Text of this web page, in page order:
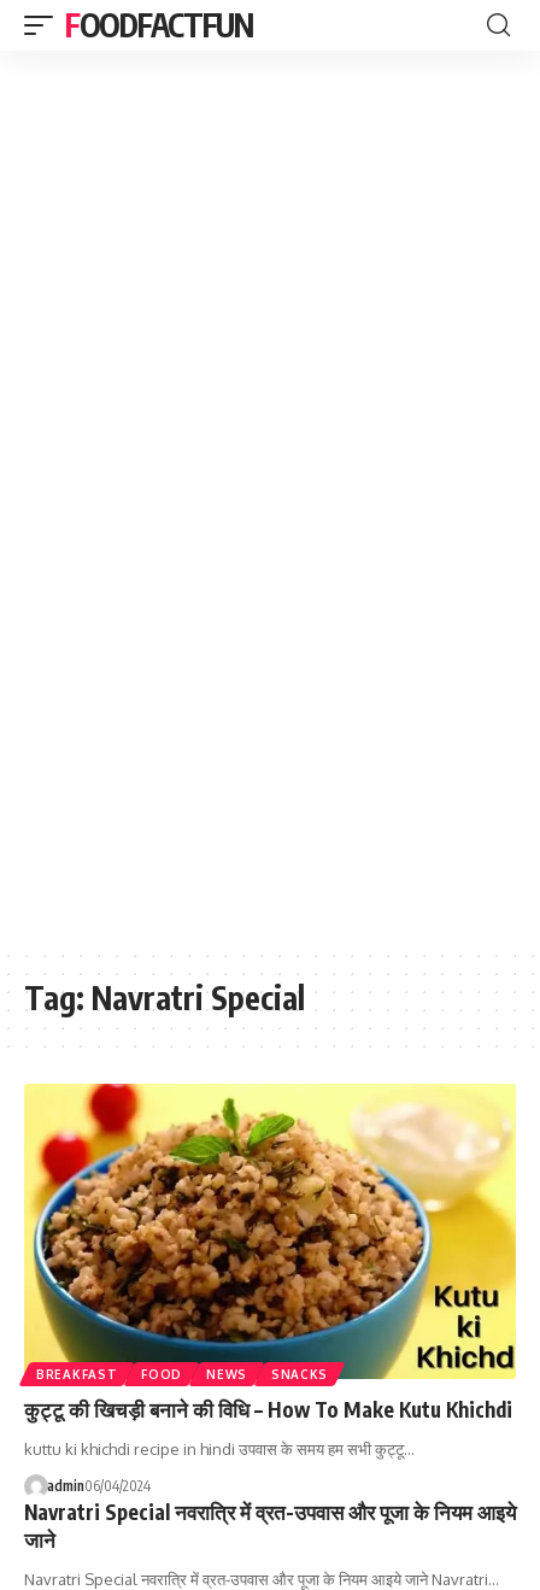
FOODFACTFUN
Tag: Navratri Special
BREAKFAST FOOD NEWS SNACKS
कुट्टू की खिचड़ी बनाने की विधि – How To Make Kutu Khichdi
kuttu ki khichdi recipe in hindi उपवास के समय हम सभी कुट्टू…
admin06/04/2024
Navratri Special नवरात्रि में व्रत-उपवास और पूजा के नियम आइये
जाने
Navratri Special नवरात्रि में व्रत-उपवास और पूजा के नियम आइये जाने Navratri…